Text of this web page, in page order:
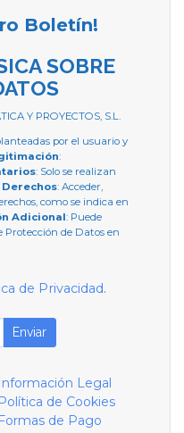
Boletín!
SOBRE
Y PROYECTOS, S.L.
por el usuario y
:
: Solo se realizan
Derechos: Acceder,
como se indica en
Adicional: Puede
de Datos en
de Privacidad.
Enviar
Información Legal
Política de Cookies
Formas de Pago